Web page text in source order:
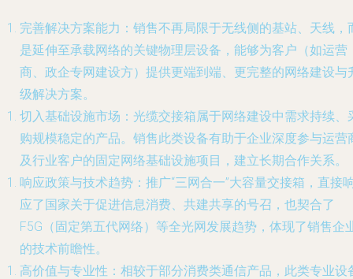
完善解决方案能力 ：销售不再局限于无线侧的基站、天线，
是延伸至承载网络的关键物理层设备，能够为客户（如运营
商、政企专网建设方）提供更端到端、更完整的网络建设与
级解决方案。
切入基础设施市场 ：光缆交接箱属于网络建设中需求持续、
购规模稳定的产品。销售此类设备有助于企业深度参与运营
及行业客户的固定网络基础设施项目，建立长期合作关系。
响应政策与技术趋势 ：推广“三网合一”大容量交接箱，直接
应了国家关于促进信息消费、共建共享的号召，也契合了
F5G（固定第五代网络）等全光网发展趋势，体现了销售企
的技术前瞻性。
高价值与专业性 ：相较于部分消费类通信产品，此类专业设